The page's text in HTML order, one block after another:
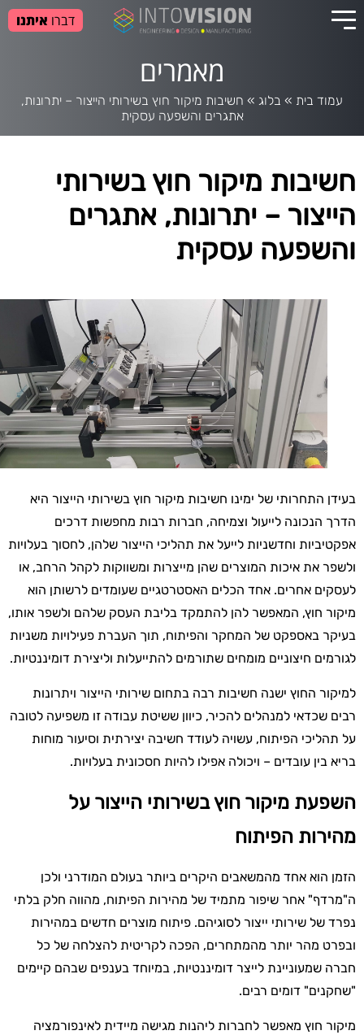
דברו איתנו
מאמרים
עמוד בית » בלוג » חשיבות מיקור חוץ בשירותי הייצור – יתרונות,
אתגרים והשפעה עסקית
חשיבות מיקור חוץ בשירותי
הייצור – יתרונות, אתגרים
והשפעה עסקית
בעידן התחרותי של ימינו חשיבות מיקור חוץ בשירותי הייצור היא
הדרך הנכונה לייעול וצמיחה, חברות רבות מחפשות דרכים
אפקטיביות וחדשניות לייעל את תהליכי הייצור שלהן, לחסוך בעלויות
ולשפר את איכות המוצרים שהן מייצרות ומשווקות לקהל הרחב, או
לעסקים אחרים. אחד הכלים האסטרטגיים שעומדים לרשותן הוא
מיקור חוץ, המאפשר להן להתמקד בליבת העסק שלהם ולשפר אותו,
בעיקר באספקט של המחקר והפיתוח, תוך העברת פעילויות משניות
לגורמים חיצוניים מומחים שתורמים להתייעלות וליצירת דומיננטיות.
למיקור החוץ ישנה חשיבות רבה בתחום שירותי הייצור ויתרונות
רבים שכדאי למנהלים להכיר, כיוון ששיטת עבודה זו משפיעה לטובה
על תהליכי הפיתוח, עשויה לעודד חשיבה יצירתית וסיעור מוחות
בריא בין עובדים – ויכולה אפילו להיות חסכונית בעלויות.
השפעת מיקור חוץ בשירותי הייצור על
מהירות הפיתוח
הזמן הוא אחד מהמשאבים היקרים ביותר בעולם המודרני ולכן
ה"מרדף" אחר שיפור מתמיד של מהירות הפיתוח, מהווה חלק בלתי
נפרד של שירותי ייצור לסוגיהם. פיתוח מוצרים חדשים במהירות
ובפרט מהר יותר מהמתחרים, הפכה לקריטית להצלחה של כל
חברה שמעוניינת לייצר דומיננטיות, במיוחד בענפים שבהם קיימים
"שחקנים" דומים רבים.
מיקור חוץ מאפשר לחברות ליהנות מגישה מיידית לאינפורמציה